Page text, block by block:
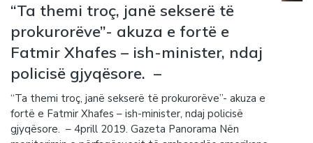
“Ta themi troç, janë sekserë të
prokurorëve”- akuza e fortë e
Fatmir Xhafes – ish-minister, ndaj
policisë gjyqësore. –
“Ta themi troç, janë sekserë të prokurorëve”- akuza e
fortë e Fatmir Xhafes – ish-minister, ndaj policisë
gjyqësore. – 4prill 2019. Gazeta Panorama Nën